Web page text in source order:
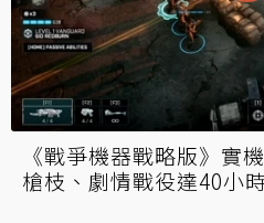
《戰爭機器戰略版》實
槍枝、劇情戰役達40小